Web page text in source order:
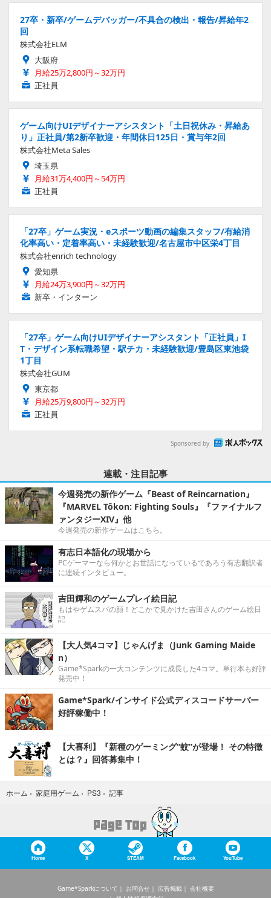
27卒・新卒/ゲームデバッガー/不具合の検出・報告/昇給年2
回
株式会社ELM
大阪府
月給25万2,800円～32万円
正社員
ゲーム向けUIデザイナーアシスタント「土日祝休み・昇給あ
り」正社員/第2新卒歓迎・年間休日125日・賞与年2回
株式会社Meta Sales
埼玉県
月給31万4,400円～54万円
正社員
「27卒」ゲーム実況・eスポーツ動画の編集スタッフ/有給消
化率高い・定着率高い・未経験歓迎/名古屋市中区栄4丁目
株式会社enrich technology
愛知県
月給24万3,900円～32万円
新卒・インターン
「27卒」ゲーム向けUIデザイナーアシスタント「正社員」I
T・デザイン系転職希望・駅チカ・未経験歓迎/豊島区東池袋
1丁目
株式会社GUM
東京都
月給25万9,800円～32万円
正社員
Sponsored by
連載・注目記事
今週発売の新作ゲーム『Beast of Reincarnation』
『MARVEL Tōkon: Fighting Souls』『ファイナルフ
ァンタジーXIV』他
今週発売の新作ゲームはこちら。
有志日本語化の現場から
PCゲーマーなら何かとお世話になっているであろう有志翻訳者
に連続インタビュー。
吉田輝和のゲームプレイ絵日記
もはやゲムスパの顔！どこかで見かけた吉田さんのゲーム絵日
記
【大人気4コマ】じゃんげま（Junk Gaming Maide
n）
Game*Sparkの一大コンテンツに成長した4コマ。単行本も好評
発売中！
Game*Spark/インサイド公式ディスコードサーバー
好評稼働中！
【大喜利】『新種のゲーミング“蚊”が登場！ その特徴
とは？』回答募集中！
ホーム › 家庭用ゲーム › PS3 › 記事
Home X STEAM Facebook YouTube
Game*Sparkについて お問合せ 広告掲載
会社概要